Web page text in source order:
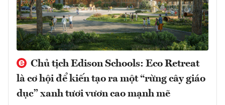
Chủ tịch Edison Schools: Eco Retreat
là cơ hội để kiến tạo ra một “rừng cây giáo
dục” xanh tươi vươn cao mạnh mẽ